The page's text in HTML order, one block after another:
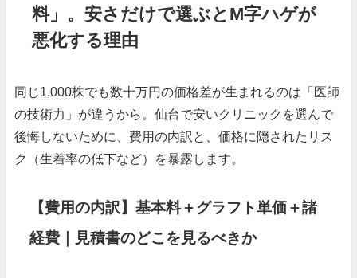
料」。安さだけで選ぶとM字ハゲが
悪化する理由
同じ1,000株でも数十万円の価格差が生まれるのは「医師
の技術力」が違うから。仙台で安いクリニックを選んで
後悔しないために、費用の内訳と、価格に隠されたリス
ク（生着率の低下など）を暴露します。
【費用の内訳】基本料＋グラフト単価＋諸
経費｜見積書のどこを見るべきか